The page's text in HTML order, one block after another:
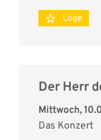
Loge
Der Herr
Mittwoch,
Das Konzert